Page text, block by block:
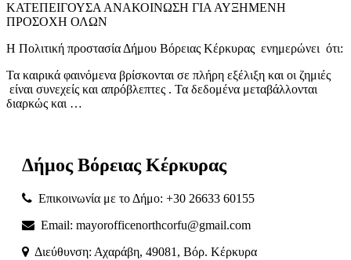
ΚΑΤΕΠΕΙΓΟΥΣΑ ΑΝΑΚΟΙΝΩΣΗ ΓΙΑ ΑΥΞΗΜΕΝΗ
ΠΡΟΣΟΧΗ ΟΛΩΝ
Η Πολιτική προστασία Δήμου Βόρειας Κέρκυρας ενημερώνει ότι:
Τα καιρικά φαινόμενα βρίσκονται σε πλήρη εξέλιξη και οι ζημιές
είναι συνεχείς και απρόβλεπτες . Τα δεδομένα μεταβάλλονται
διαρκώς και …
Δήμος Βόρειας Κέρκυρας
Επικοινωνία με το Δήμο: +30 26633 60155
Email: mayorofficenorthcorfu@gmail.com
Διεύθυνση: Αχαράβη, 49081, Βόρ. Κέρκυρα